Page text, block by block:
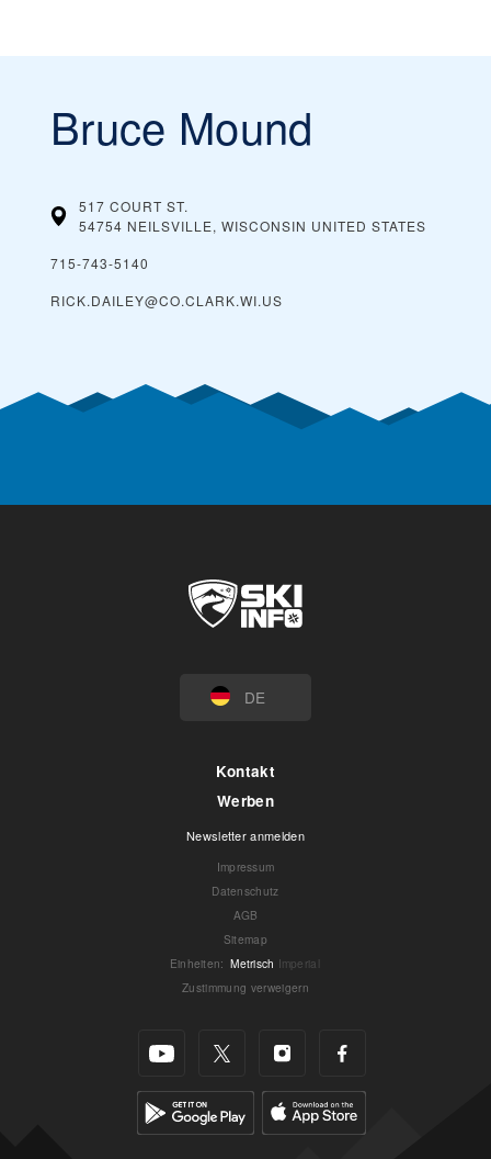
Bruce Mound
517 COURT ST.
54754 NEILSVILLE, WISCONSIN UNITED STATES
715-743-5140
RICK.DAILEY@CO.CLARK.WI.US
DE
Kontakt
Werben
Newsletter anmelden
Impressum
Datenschutz
AGB
Sitemap
Einheiten: Metrisch Imperial
Zustimmung verweigern